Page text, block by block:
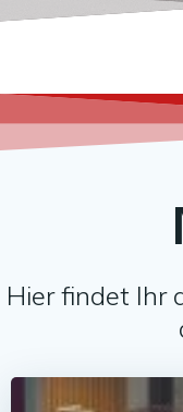
Hier findet Ihr